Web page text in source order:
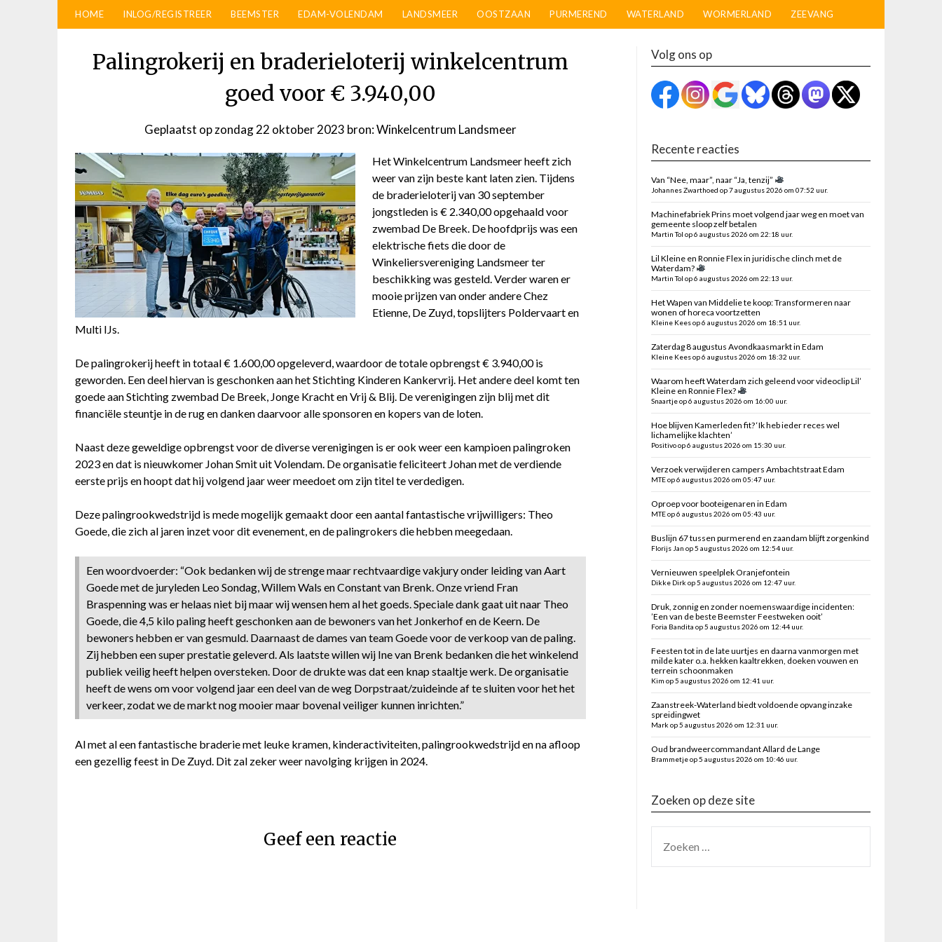
HOME INLOG/REGISTREER BEEMSTER EDAM-VOLENDAM LANDSMEER OOSTZAAN PURMEREND WATERLAND WORMERLAND ZEEVANG
Palingrokerij en braderieloterij winkelcentrum
goed voor € 3.940,00
Geplaatst opzondag 22 oktober 2023 door
bron: Winkelcentrum Landsmeer
Het Winkelcentrum Landsmeer heeft zich
weer van zijn beste kant laten zien. Tijdens
de braderieloterij van 30 september
jongstleden is € 2.340,00 opgehaald voor
zwembad De Breek. De hoofdprijs was een
elektrische fiets die door de
Winkeliersvereniging Landsmeer ter
beschikking was gesteld. Verder waren er
mooie prijzen van onder andere Chez
Etienne, De Zuyd, topslijters Poldervaart en
Multi IJs.
De palingrokerij heeft in totaal € 1.600,00 opgeleverd, waardoor de totale opbrengst € 3.940,00 is
geworden. Een deel hiervan is geschonken aan het Stichting Kinderen Kankervrij. Het andere deel komt ten
goede aan Stichting zwembad De Breek, Jonge Kracht en Vrij & Blij. De verenigingen zijn blij met dit
financiële steuntje in de rug en danken daarvoor alle sponsoren en kopers van de loten.
Naast deze geweldige opbrengst voor de diverse verenigingen is er ook weer een kampioen palingroken
2023 en dat is nieuwkomer Johan Smit uit Volendam. De organisatie feliciteert Johan met de verdiende
eerste prijs en hoopt dat hij volgend jaar weer meedoet om zijn titel te verdedigen.
Deze palingrookwedstrijd is mede mogelijk gemaakt door een aantal fantastische vrijwilligers: Theo
Goede, die zich al jaren inzet voor dit evenement, en de palingrokers die hebben meegedaan.
Een woordvoerder: “Ook bedanken wij de strenge maar rechtvaardige vakjury onder leiding van Aart
Goede met de juryleden Leo Sondag, Willem Wals en Constant van Brenk. Onze vriend Fran
Braspenning was er helaas niet bij maar wij wensen hem al het goeds. Speciale dank gaat uit naar Theo
Goede, die 4,5 kilo paling heeft geschonken aan de bewoners van het Jonkerhof en de Keern. De
bewoners hebben er van gesmuld. Daarnaast de dames van team Goede voor de verkoop van de paling.
Zij hebben een super prestatie geleverd. Als laatste willen wij Ine van Brenk bedanken die het winkelend
publiek veilig heeft helpen oversteken. Door de drukte was dat een knap staaltje werk. De organisatie
heeft de wens om voor volgend jaar een deel van de weg Dorpstraat/zuideinde af te sluiten voor het het
verkeer, zodat we de markt nog mooier maar bovenal veiliger kunnen inrichten.”
Al met al een fantastische braderie met leuke kramen, kinderactiviteiten, palingrookwedstrijd en na afloop
een gezellig feest in De Zuyd. Dit zal zeker weer navolging krijgen in 2024.
Geef een reactie
Volg ons op
Recente reacties
Van “Nee, maar”, naar “Ja, tenzij”
Johannes Zwarthoed op 7 augustus 2026 om 07:52 uur.
Machinefabriek Prins moet volgend jaar weg en moet van
gemeente sloop zelf betalen
Martin Tol op 6 augustus 2026 om 22:18 uur.
Lil Kleine en Ronnie Flex in juridische clinch met de
Waterdam?
Martin Tol op 6 augustus 2026 om 22:13 uur.
Het Wapen van Middelie te koop: Transformeren naar
wonen of horeca voortzetten
Kleine Kees op 6 augustus 2026 om 18:51 uur.
Zaterdag 8 augustus Avondkaasmarkt in Edam
Kleine Kees op 6 augustus 2026 om 18:32 uur.
Waarom heeft Waterdam zich geleend voor videoclip Lil’
Kleine en Ronnie Flex?
Snaartje op 6 augustus 2026 om 16:00 uur.
Hoe blijven Kamerleden fit? ‘Ik heb ieder reces wel
lichamelijke klachten’
Positivo op 6 augustus 2026 om 15:30 uur.
Verzoek verwijderen campers Ambachtstraat Edam
MTE op 6 augustus 2026 om 05:47 uur.
Oproep voor booteigenaren in Edam
MTE op 6 augustus 2026 om 05:43 uur.
Buslijn 67 tussen purmerend en zaandam blijft zorgenkind
Florijs Jan op 5 augustus 2026 om 12:54 uur.
Vernieuwen speelplek Oranjefontein
Dikke Dirk op 5 augustus 2026 om 12:47 uur.
Druk, zonnig en zonder noemenswaardige incidenten:
’Een van de beste Beemster Feestweken ooit’
Foria Bandita op 5 augustus 2026 om 12:44 uur.
Feesten tot in de late uurtjes en daarna vanmorgen met
milde kater o.a. hekken kaaltrekken, doeken vouwen en
terrein schoonmaken
Kim op 5 augustus 2026 om 12:41 uur.
Zaanstreek-Waterland biedt voldoende opvang inzake
spreidingwet
Mark op 5 augustus 2026 om 12:31 uur.
Oud brandweercommandant Allard de Lange
Brammetje op 5 augustus 2026 om 10:46 uur.
Zoeken op deze site